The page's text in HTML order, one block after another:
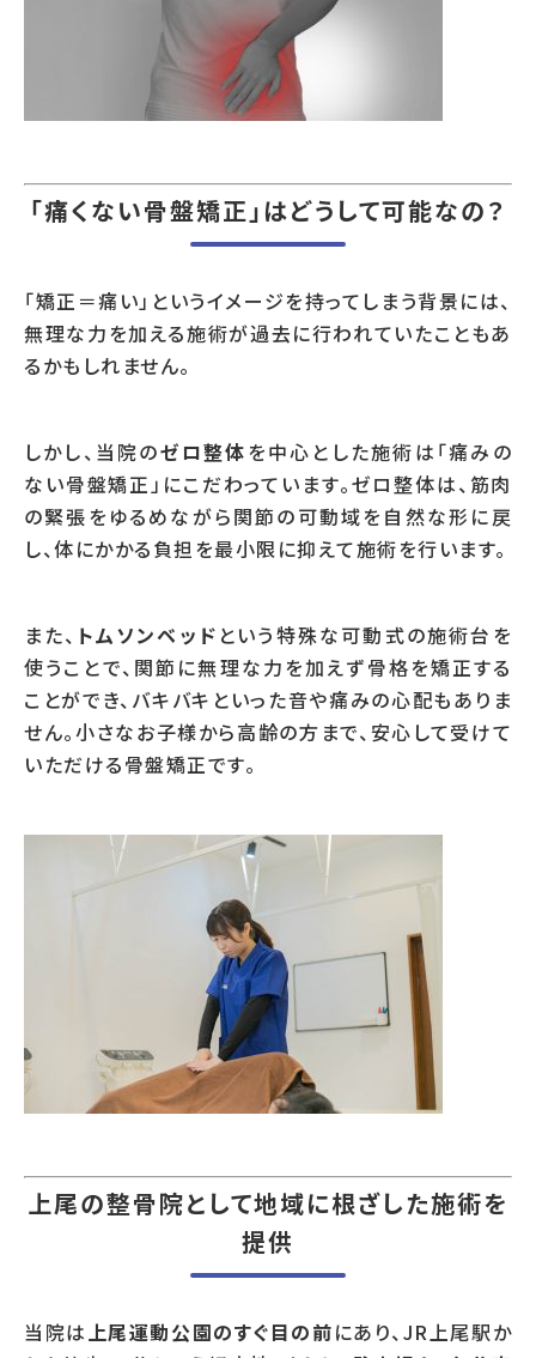
「痛くない骨盤矯正」はどうして可能なの？
「矯正＝痛い」というイメージを持ってしまう背景には、
無理な力を加える施術が過去に行われていたこともあ
るかもしれません。
しかし、当院のゼロ整体を中心とした施術は「痛みの
ない骨盤矯正」にこだわっています。ゼロ整体は、筋肉
の緊張をゆるめながら関節の可動域を自然な形に戻
し、体にかかる負担を最小限に抑えて施術を行います。
また、 トムソンベッド という特殊な可動式の施術台を
使うことで、関節に無理な力を加えず骨格を矯正する
ことができ、バキバキといった音や痛みの心配もありま
せん。小さなお子様から高齢の方まで、安心して受けて
いただける骨盤矯正です。
上尾の整骨院として地域に根ざした施術を
提供
当院は上尾運動公園のすぐ目の前にあり、JR上尾駅か